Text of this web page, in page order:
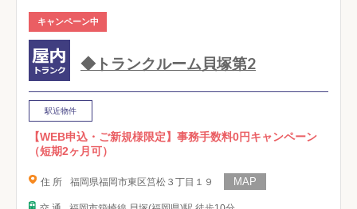
キャンペーン中
◆トランクルーム貝塚第2
駅近物件
【WEB申込・ご新規様限定】事務手数料0円キャンペーン
（短期2ヶ月可）
住 所 福岡県福岡市東区筥松３丁目１９